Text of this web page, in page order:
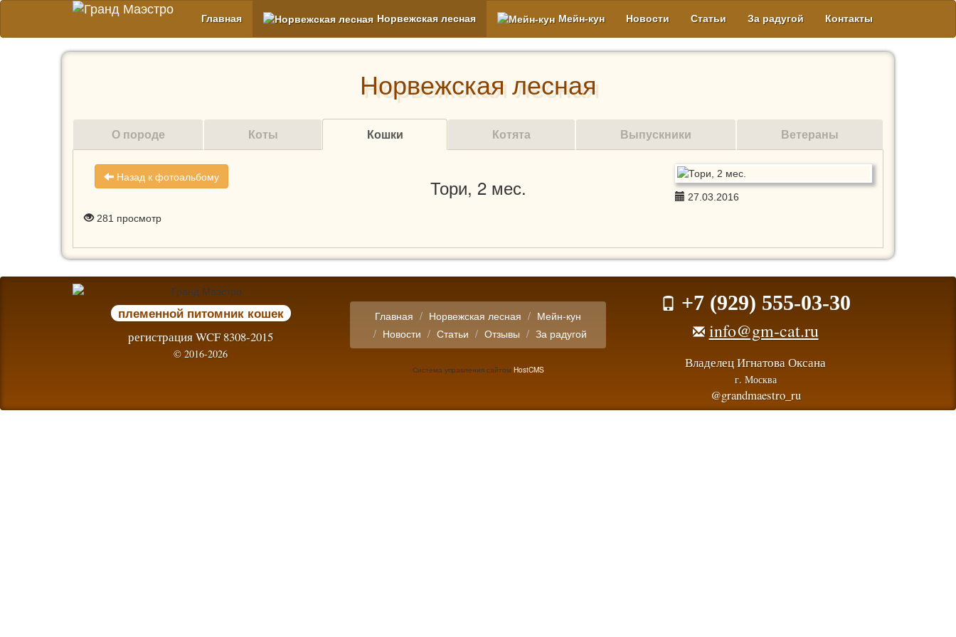
Главная Норвежская лесная Мейн-кун Новости Статьи За радугой Контакты
Норвежская лесная
О породе Коты Кошки Котята Выпускники Ветераны
Назад к фотоальбому Тори, 2 мес.
27.03.2016
281 просмотр
племенной питомник кошек
регистрация WCF 8308-2015
© 2016-2026
+7 (929) 555-03-30
info@gm-cat.ru
Владелец Игнатова Оксана
г. Москва
@grandmaestro_ru
Главная Норвежская лесная
Мейн-кун
Новости
Статьи Отзывы За радугой
Система управления сайтом HostCMS